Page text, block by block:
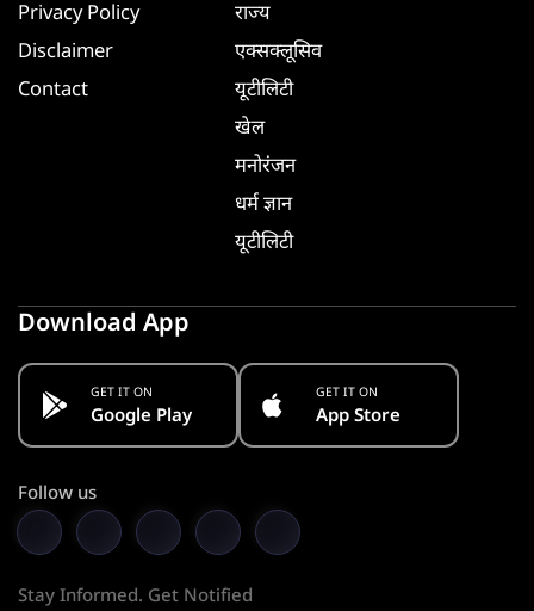
Privacy Policy
Disclaimer
Contact
राज्य
एक्सक्लूसिव
यूटीलिटी
खेल
मनोरंजन
धर्म ज्ञान
यूटीलिटी
Download App
GET IT ON
Google Play
GET IT ON
App Store
Follow us
Stay Informed. Get Notified